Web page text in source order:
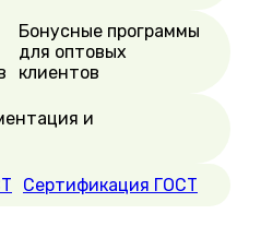
Бонусные программы
для оптовых
клиентов
и
Сертификация ГОСТ